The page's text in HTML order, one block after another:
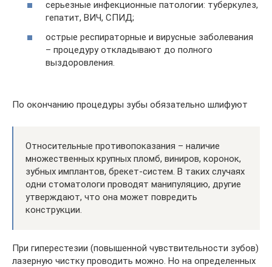
серьезные инфекционные патологии: туберкулез,
гепатит, ВИЧ, СПИД;
острые респираторные и вирусные заболевания
– процедуру откладывают до полного
выздоровления.
По окончанию процедуры зубы обязательно шлифуют
Относительные противопоказания – наличие
множественных крупных пломб, виниров, коронок,
зубных имплантов, брекет-систем. В таких случаях
одни стоматологи проводят манипуляцию, другие
утверждают, что она может повредить
конструкции.
При гиперестезии (повышенной чувствительности зубов)
лазерную чистку проводить можно. Но на определенных